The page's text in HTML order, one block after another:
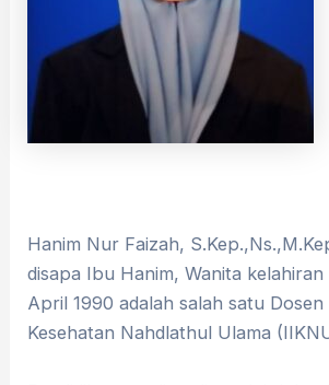
Hanim Nur Faizah,
disapa Ibu Hanim, Wanita
April 1990 adalah salah satu
Kesehatan Nahdlathul Ulama